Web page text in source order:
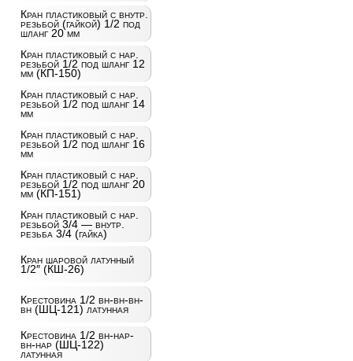
Кран пластиковый с внутр.
резьбой (гайкой) 1/2 под
шланг 20 мм
Кран пластиковый с нар.
резьбой 1/2 под шланг 12
мм (КП-150)
Кран пластиковый с нар.
резьбой 1/2 под шланг 14
мм
Кран пластиковый с нар.
резьбой 1/2 под шланг 16
мм
Кран пластиковый с нар.
резьбой 1/2 под шланг 20
мм (КП-151)
Кран пластиковый с нар.
резьбой 3/4 — внутр.
резьба 3/4 (гайка)
Кран шаровой латунный
1/2″ (КШ-26)
Крестовина 1/2 вн-вн-вн-
вн (ШЦ-121) латунная
Крестовина 1/2 вн-нар-
вн-нар (ШЦ-122)
латунная